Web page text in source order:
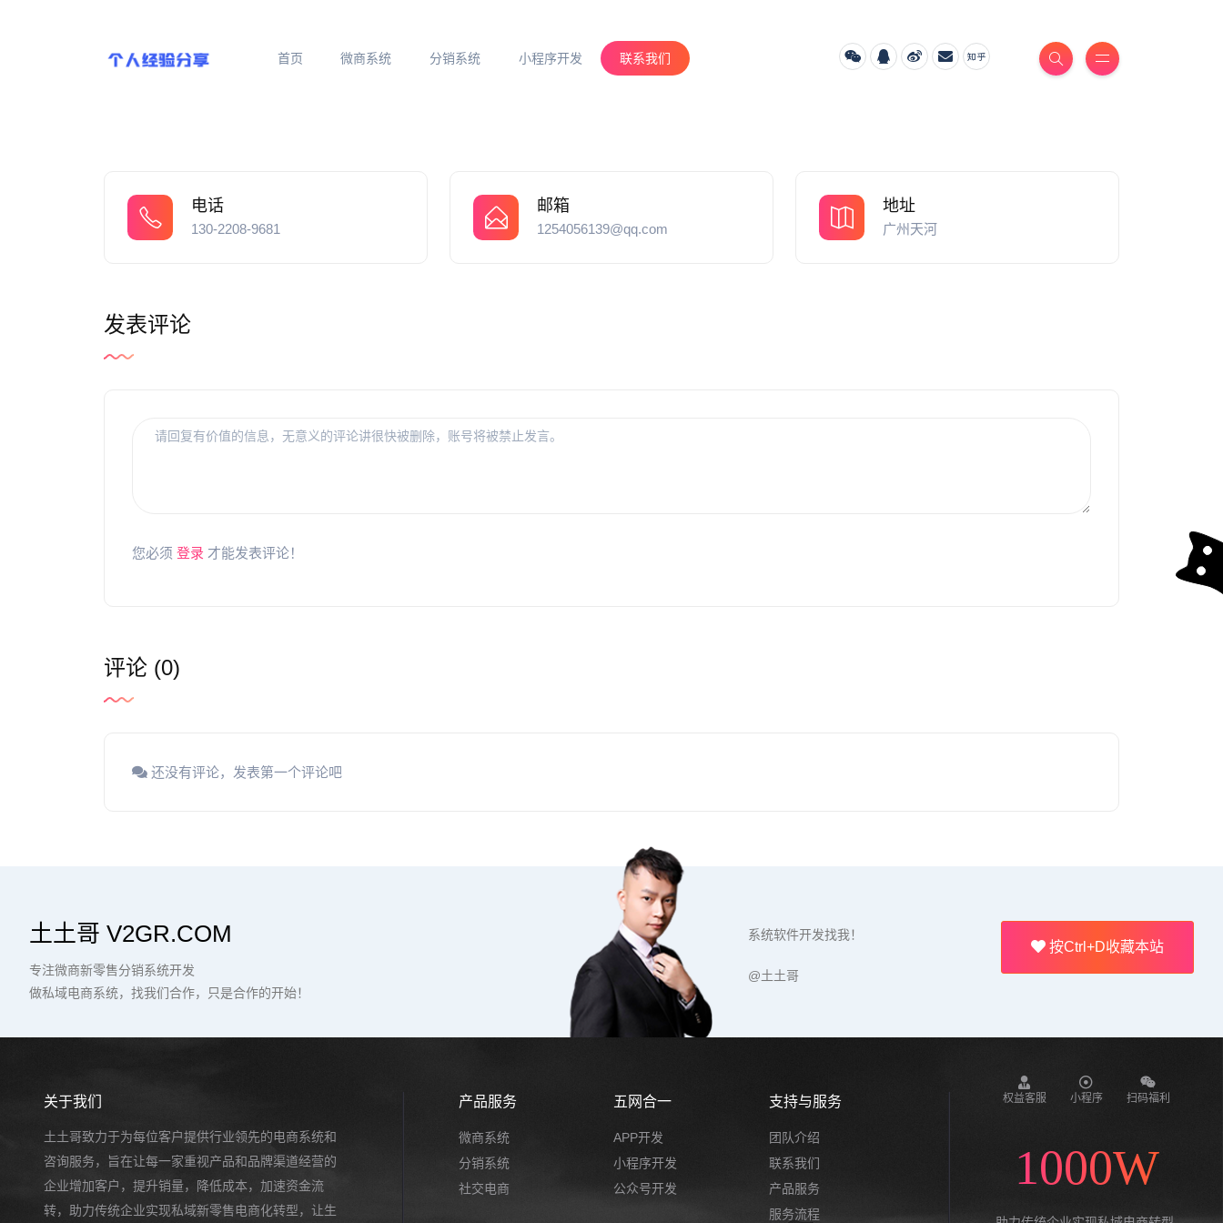
首页 微商系统 分销系统 小程序开发 联系我们
电话
130-2208-9681
邮箱
1254056139@qq.com
地址
广州天河
发表评论
您必须 登录 才能发表评论！
评论 (0)
还没有评论，发表第一个评论吧
土土哥 V2GR.COM
专注微商新零售分销系统开发
做私域电商系统，找我们合作，只是合作的开始！
按Ctrl+D收藏本站
系统软件开发找我！
@土土哥
关于我们
土土哥致力于为每位客户提供行业领先的电商系统和
咨询服务，旨在让每一家重视产品和品牌渠道经营的
企业增加客户，提升销量，降低成本，加速资金流
转，助力传统企业实现私域新零售电商化转型，让生
产品服务
微商系统
分销系统
社交电商
五网合一
APP开发
小程序开发
公众号开发
支持与服务
团队介绍
联系我们
产品服务
服务流程
权益客服 小程序 扫码福利
1000W